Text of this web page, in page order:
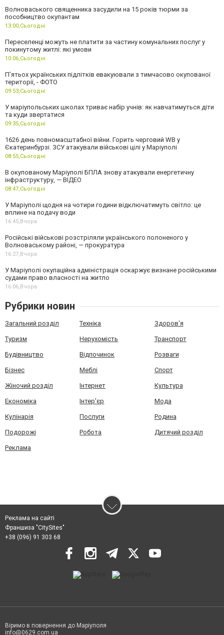
Волноваського священника засудили на 15 років тюрми за
пособництво окупантам
13:00,Сьогодні
Переселенці можуть не платити за частину комунальних послуг у
покинутому житлі: які умови
10:06,Сьогодні
П’ятьох українських підлітків евакуювали з тимчасово окупованої
території, - ФОТО
09:53,Сьогодні
У маріупольських школах триває набір учнів: як навчатимуться діти
та куди звертатися
09:35,Сьогодні
1626 день повномасштабної війни. Горить черговий WB у
Єкатеринбурзі. ЗСУ атакували військові цілі у Маріуполі
08:55,Сьогодні
В окупованому Маріуполі БПЛА знову атакували енергетичну
інфраструктуру, — ВІДЕО
08:47,Сьогодні
У Маріуполі щодня на чотири години відключатимуть світло: це
вплине на подачу води
16:45,Вчора
Російські військові розстріляли українського полоненого у
Волноваському районі, — прокуратура
16:27,Вчора
У Маріуполі окупаційна адміністрація оскаржує визнане російськими
судами право власності на житло
16:06,Вчора
Рубрики новин
Загальний розділ Техніка Здоров'я
Туризм Нерухомість Транспорт
Будівництво Відпочинок Розваги
Бізнес Меблі Спорт
Жіночий розділ Інтернет Культура
Економіка Інтер'єр Мода
Кулінарія Послуги Родина
Подорожі Робота Дитячий розділ
Реклама
Реклама на сайті
Франшиза "CitySites"
+38 (096) 91 303 68
Віримо в повернення до Маріуполя
info@0629.com.ua